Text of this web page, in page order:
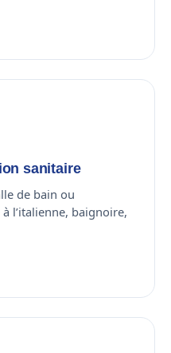
sanitaire
de bain ou
l’italienne, baignoire,